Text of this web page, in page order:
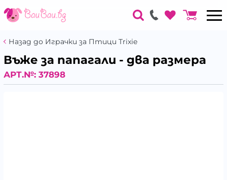
Назад до Играчки за Птици Trixie
Въже за папагали - два размера
АРТ.№: 37898